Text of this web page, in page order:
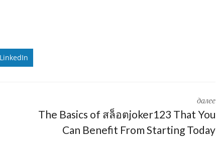
LinkedIn
далее
The Basics of สล็อตjoker123 That You
Can Benefit From Starting Today